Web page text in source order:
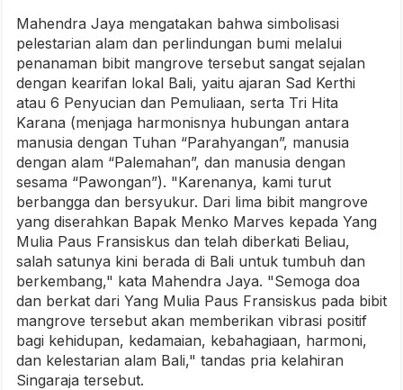
Mahendra Jaya mengatakan bahwa simbolisasi
pelestarian alam dan perlindungan bumi melalui
penanaman bibit mangrove tersebut sangat sejalan
dengan kearifan lokal Bali, yaitu ajaran Sad Kerthi
atau 6 Penyucian dan Pemuliaan, serta Tri Hita
Karana (menjaga harmonisnya hubungan antara
manusia dengan Tuhan “Parahyangan”, manusia
dengan alam “Palemahan”, dan manusia dengan
sesama “Pawongan”). "Karenanya, kami turut
berbangga dan bersyukur. Dari lima bibit mangrove
yang diserahkan Bapak Menko Marves kepada Yang
Mulia Paus Fransiskus dan telah diberkati Beliau,
salah satunya kini berada di Bali untuk tumbuh dan
berkembang," kata Mahendra Jaya. "Semoga doa
dan berkat dari Yang Mulia Paus Fransiskus pada bibit
mangrove tersebut akan memberikan vibrasi positif
bagi kehidupan, kedamaian, kebahagiaan, harmoni,
dan kelestarian alam Bali," tandas pria kelahiran
Singaraja tersebut.